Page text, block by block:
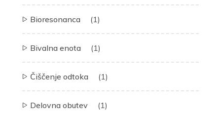
Bioresonanca (1)
Bivalna enota (1)
Čiščenje odtoka (1)
Delovna obutev (1)